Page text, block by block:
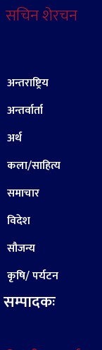
सचिन शेरचन
अन्तराष्ट्रिय
अन्तर्वार्ता
अर्थ
कला/साहित्य
समाचार
विदेश
सौजन्य
कृषि/ पर्यटन
सम्पादकः